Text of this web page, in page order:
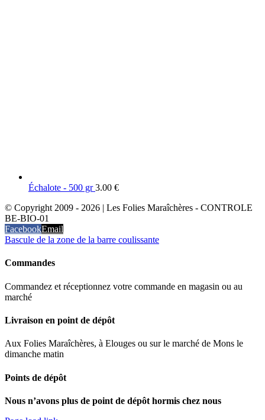
Échalote - 500 gr 3.00 €
© Copyright 2009 - 2026 | Les Folies Maraîchères - CONTROLE
BE-BIO-01
FacebookEmail
Bascule de la zone de la barre coulissante
Commandes
Commandez et réceptionnez votre commande en magasin ou au
marché
Livraison en point de dépôt
Aux Folies Maraîchères, à Elouges ou sur le marché de Mons le
dimanche matin
Points de dépôt
Nous n’avons plus de point de dépôt hormis chez nous